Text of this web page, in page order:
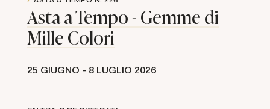
Asta a Tempo - Gemme di
Mille Colori
25 GIUGNO - 8 LUGLIO 2026